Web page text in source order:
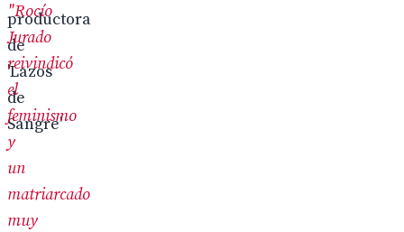
"Rocío
Jurado
reivindicó
el
feminismo
y
un
matriarcado
muy